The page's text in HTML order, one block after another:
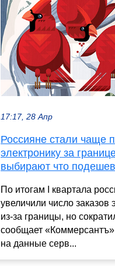
17:17, 28 Апр
Россияне стали чаще
электронику за
выбирают что
По итогам I квартала
увеличили число заказов
из-за границы, но
сообщает
на данные серв...